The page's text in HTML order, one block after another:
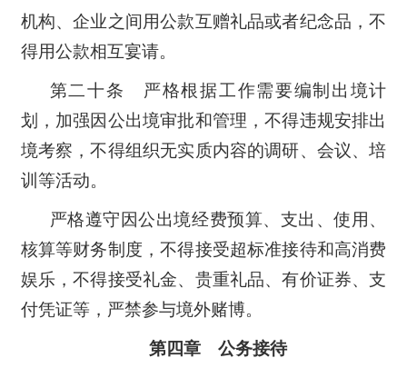
机构、企业之间用公款互赠礼品或者纪念品，不
得用公款相互宴请。
第二十条 严格根据工作需要编制出境计
划，加强因公出境审批和管理，不得违规安排出
境考察，不得组织无实质内容的调研、会议、培
训等活动。
严格遵守因公出境经费预算、支出、使用、
核算等财务制度，不得接受超标准接待和高消费
娱乐，不得接受礼金、贵重礼品、有价证券、支
付凭证等，严禁参与境外赌博。
第四章 公务接待